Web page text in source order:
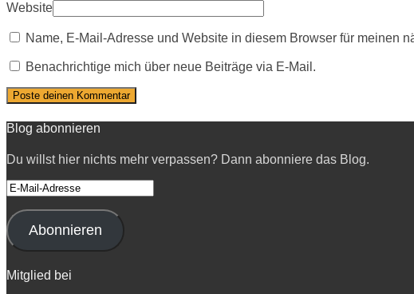
Website
Name, E-Mail-Adresse und Website in diesem Browser für meinen
Benachrichtige mich über neue Beiträge via E-Mail.
Blog abonnieren
Du willst hier nichts mehr verpassen? Dann abonniere das Blog.
E-
Mail-
Adresse
Abonnieren
Mitglied bei